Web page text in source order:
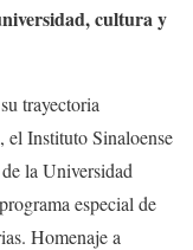
cultura y
trayectoria
el Instituto Sinaloense
la Universidad
especial de
Homenaje a